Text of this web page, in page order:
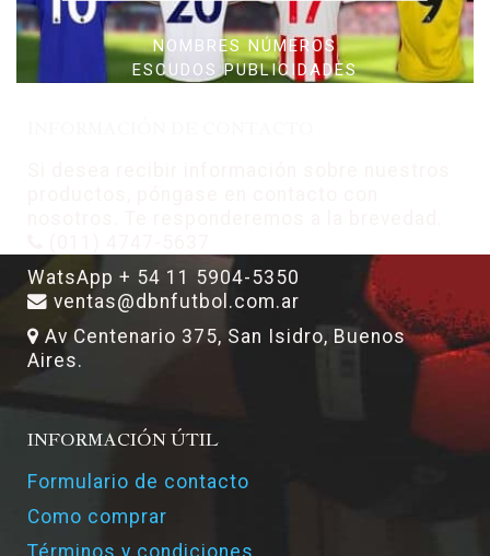
NOMBRES NÚMEROS
ESCUDOS PUBLICIDADES
WatsApp + 54 11 5904-5350
ventas@dbnfutbol.com.ar
Av Centenario 375, San Isidro, Buenos
Aires.
INFORMACIÓN ÚTIL
Formulario de contacto
Como comprar
Términos y condiciones